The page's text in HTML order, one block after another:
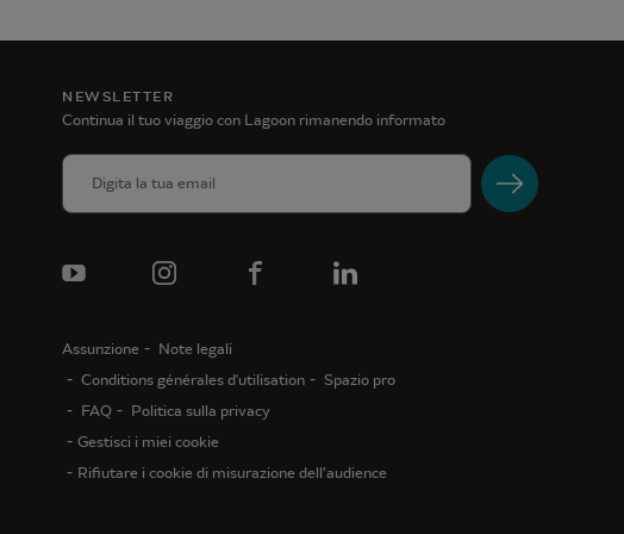
NEWSLETTER
Continua il tuo viaggio con Lagoon rimanendo informato
Assunzione
Note legali
Conditions générales d'utilisation
Spazio pro
FAQ
Politica sulla privacy
Gestisci i miei cookie
Rifiutare i cookie di misurazione dell’audience